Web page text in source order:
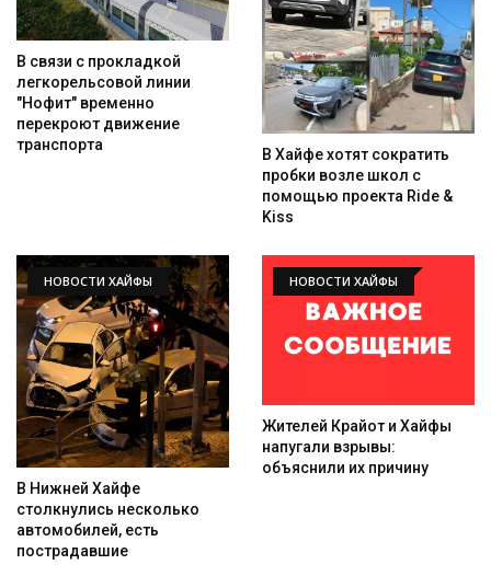
В связи с прокладкой
легкорельсовой линии
"Нофит" временно
перекроют движение
транспорта
В Хайфе хотят сократить
пробки возле школ с
помощью проекта Ride &
Kiss
НОВОСТИ ХАЙФЫ
В Нижней Хайфе
столкнулись несколько
автомобилей, есть
пострадавшие
НОВОСТИ ХАЙФЫ
Жителей Крайот и Хайфы
напугали взрывы:
объяснили их причину